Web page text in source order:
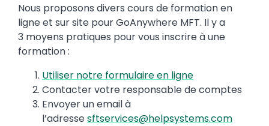
Text
Nous proposons divers cours de formation en
ligne et sur site pour GoAnywhere MFT. Il y a
3 moyens pratiques pour vous inscrire à une
formation :
Utiliser notre formulaire en ligne
Contacter votre responsable de comptes
Envoyer un email à
l’adressesftservices@helpsystems.com